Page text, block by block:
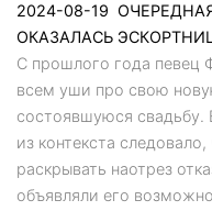
2024-08-19
ОКАЗАЛАСЬ
С прошлого года
всем уши про свою
состоявшуюся свадьбу.
из контекста
раскрывать наотрез
объявляли его